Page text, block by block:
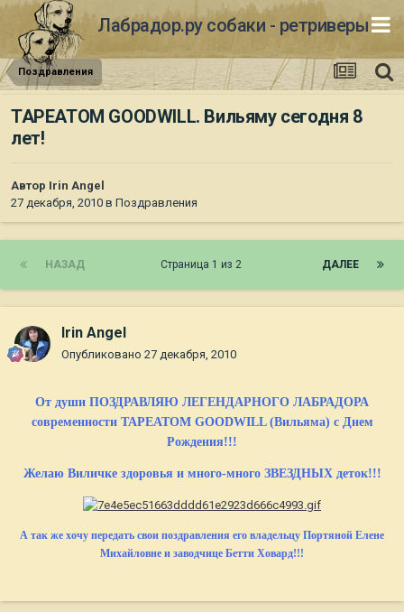
Лабрадор.ру собаки - ретриверы
Поздравления
TAPEATOM GOODWILL. Вильяму сегодня 8
лет!
Автор Irin Angel
27 декабря, 2010 в Поздравления
НАЗАД ДАЛЕЕ
Страница 1 из 2
Irin Angel
Опубликовано 27 декабря, 2010
От души ПОЗДРАВЛЯЮ ЛЕГЕНДАРНОГО ЛАБРАДОРА
современности TAPEATOM GOODWILL (Вильяма) с Днем
Рождения!!!
Желаю Виличке здоровья и много-много ЗВЕЗДНЫХ деток!!!
А так же хочу передать свои поздравления его владельцу Портяной Елене
Михайловне и заводчице Бетти Ховард!!!